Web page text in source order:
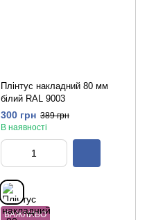
Плінтус накладний 80 мм
білий RAL 9003
300 грн 389 грн
В наявності
ВАЖЛИВО